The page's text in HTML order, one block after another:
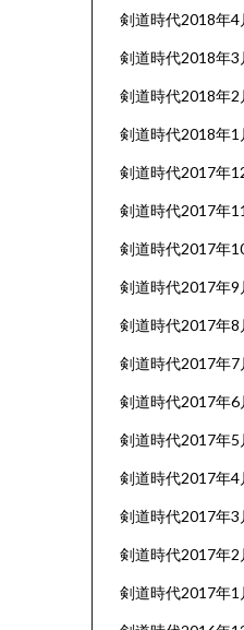
剣道時代2018年4
剣道時代2018年3
剣道時代2018年2
剣道時代2018年1
剣道時代2017年
剣道時代2017年
剣道時代2017年
剣道時代2017年9
剣道時代2017年8
剣道時代2017年7
剣道時代2017年6
剣道時代2017年5
剣道時代2017年4
剣道時代2017年3
剣道時代2017年2
剣道時代2017年1